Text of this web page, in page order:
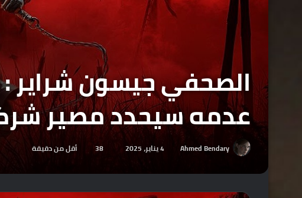
عدمه سيحدد مصير
Ahmed Bendary 4 يناير، 2025 38 أقل من دقيقة